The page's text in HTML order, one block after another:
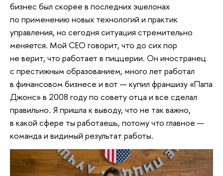
бизнес был скорее в последних эшелонах
по применению новых технологий и практик
управления, но сегодня ситуация стремительно
меняется. Мой СЕО говорит, что до сих пор
не верит, что работает в пиццерии. Он иностранец
с престижным образованием, много лет работал
в финансовом бизнесе и вот — купил франшизу «Папа
Джонс» в 2008 году по совету отца и все сделал
правильно. Я пришла к выводу, что не так важно,
в какой сфере ты работаешь, потому что главное —
команда и видимый результат работы.